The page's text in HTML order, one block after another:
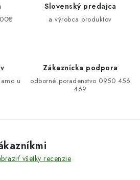
Slovenský predajca
a výrobca produktov
u
Zákaznícka podpora
odborné poradenstvo 0950 456
469
všetky recenzie